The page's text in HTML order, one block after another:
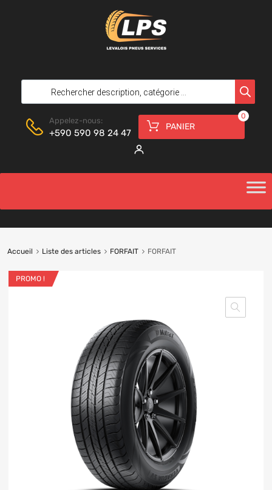
Appelez-nous:
+590 590 98 24 47
PANIER
0
Accueil Liste des articles FORFAIT FORFAIT
PROMO !